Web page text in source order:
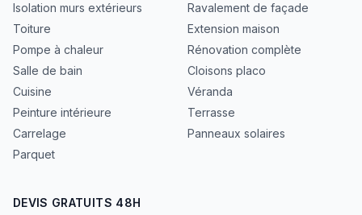
Isolation murs extérieurs
Toiture
Pompe à chaleur
Salle de bain
Cuisine
Peinture intérieure
Carrelage
Parquet
Ravalement de façade
Extension maison
Rénovation complète
Cloisons placo
Véranda
Terrasse
Panneaux solaires
DEVIS GRATUITS 48H